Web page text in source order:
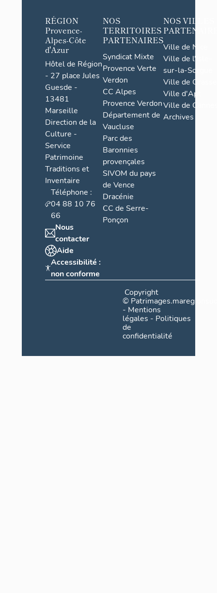
RÉGION
Provence-
Alpes-Côte
d'Azur
Hôtel de Région
- 27 place Jules
Guesde -
13481
Marseille
Direction de la
Culture -
Service
Patrimoine
Traditions et
Inventaire
Téléphone :
04 88 10 76
66
Nous
contacter
Aide
Accessibilité :
non conforme
NOS
TERRITOIRES
PARTENAIRES
Syndicat Mixte
Provence Verte
Verdon
CC Alpes
Provence Verdon
Département de
Vaucluse
Parc des
Baronnies
provençales
SIVOM du pays
de Vence
Dracénie
CC de Serre-
Ponçon
NOS VILLES
Ville de Nice
Ville de l'Isle-
sur-la-Sorgue
Ville de Grasse
Ville d'Apt
Ville de
Archives
Copyright
©
- Mentions
légales - Politiques
de
confidentialité